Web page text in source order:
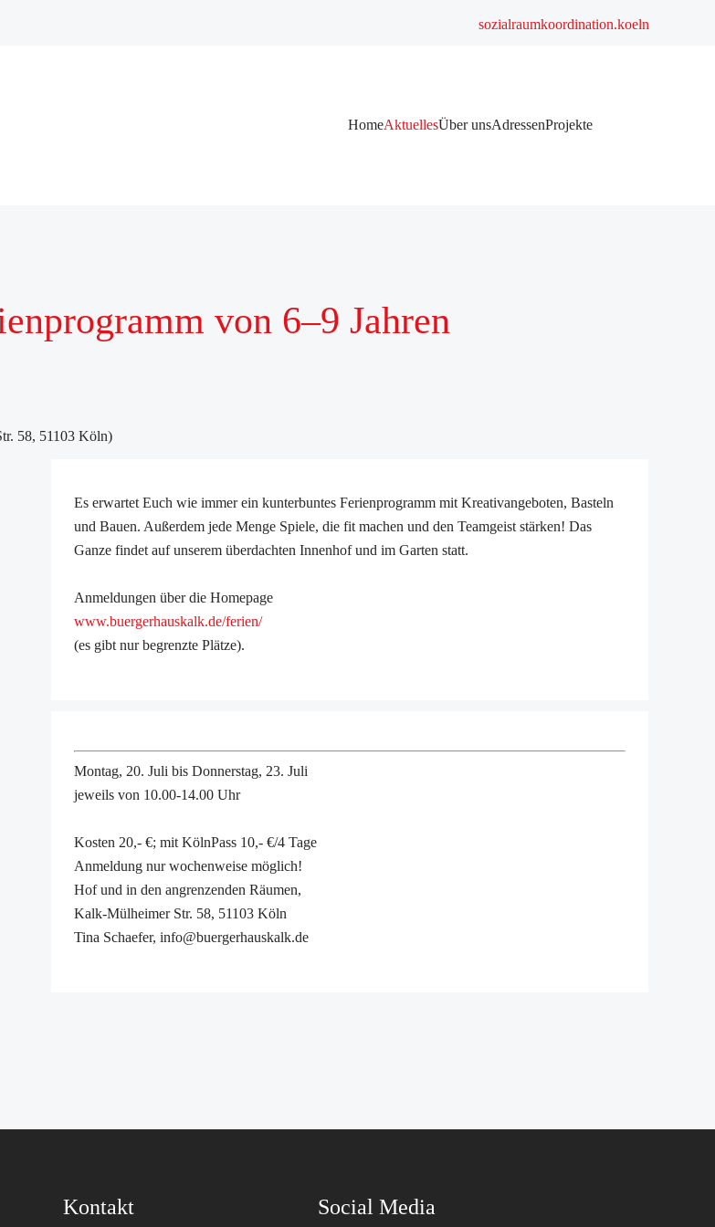
sozialraumkoordination.koeln
Navigation
HomeAktuellesÜber unsAdressenProjekte
von 6–9 Jahren
58, 51103 Köln)
Es erwartet Euch wie immer ein kunterbuntes Ferienprogramm mit Kreativangeboten, Basteln
und Bauen. Außerdem jede Menge Spiele, die fit machen und den Teamgeist stärken! Das
Ganze findet auf unserem überdachten Innenhof und im Garten statt.
Anmeldungen über die Homepage
www.buergerhauskalk.de/ferien/
(es gibt nur begrenzte Plätze).
Montag, 20. Juli bis Donnerstag, 23. Juli
jeweils von 10.00-14.00 Uhr
Kosten 20,- €; mit KölnPass 10,- €/4 Tage
Anmeldung nur wochenweise möglich!
Hof und in den angrenzenden Räumen,
Kalk-Mülheimer Str. 58, 51103 Köln
Tina Schaefer, info@buergerhauskalk.de
Kontakt Social Media